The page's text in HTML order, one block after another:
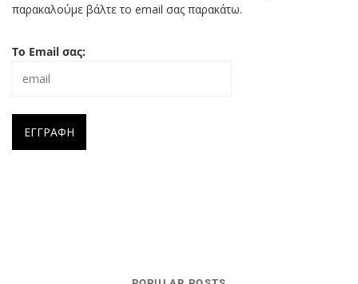
παρακαλούμε βάλτε το email σας παρακάτω.
Το Email σας: